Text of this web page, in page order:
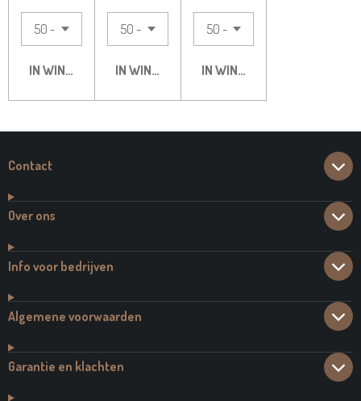
IN WINKELWAGENIN WINKELWAGENIN WINKELWAGEN
Contact
Over ons
Info voor bedrijven
Algemene voorwaarden
Garantie en klachten